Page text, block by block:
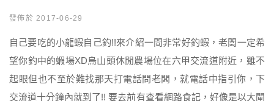
發佈於 2017-06-29
自己要吃的小龍蝦自己釣!!來介紹一間非常好釣蝦，老闆一定希
望你釣中的蝦場XD烏山頭休閒農場位在六甲交流道附近，雖不
起眼但也不至於難找那天打電話問老闆，就電話中指引你，下
交流道十分鐘內就到了!! 要去前有查看網路食記，好像是以大閘